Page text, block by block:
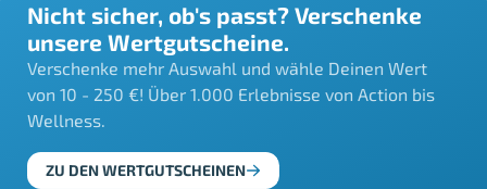
Nicht sicher, ob's passt? Verschenke
unsere Wertgutscheine.
Verschenke mehr Auswahl und wähle Deinen Wert
von 10 - 250 €! Über 1.000 Erlebnisse von Action bis
Wellness.
ZU DEN WERTGUTSCHEINEN